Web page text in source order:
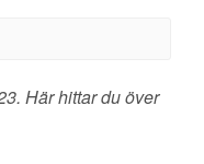
Här hittar du över